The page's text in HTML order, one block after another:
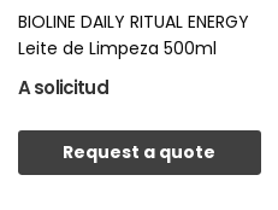
BIOLINE DAILY RITUAL ENERGY
Leite de Limpeza 500ml
A solicitud
Request a quote